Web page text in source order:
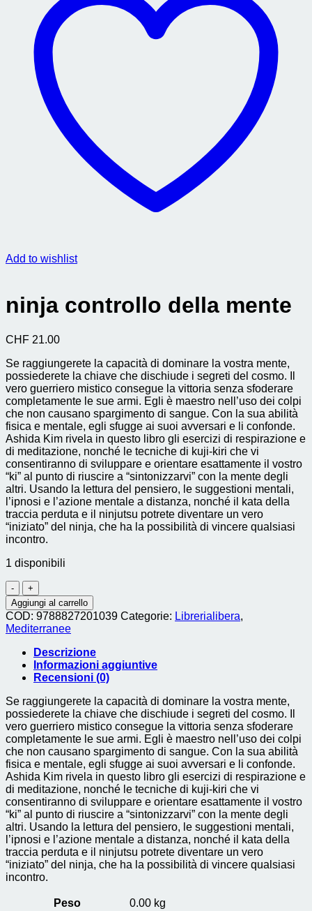
Add to wishlist
ninja controllo della mente
CHF 21.00
Se raggiungerete la capacità di dominare la vostra mente,
possiederete la chiave che dischiude i segreti del cosmo. Il
vero guerriero mistico consegue la vittoria senza sfoderare
completamente le sue armi. Egli è maestro nell’uso dei colpi
che non causano spargimento di sangue. Con la sua abilità
fisica e mentale, egli sfugge ai suoi avversari e li confonde.
Ashida Kim rivela in questo libro gli esercizi di respirazione e
di meditazione, nonché le tecniche di kuji-kiri che vi
consentiranno di sviluppare e orientare esattamente il vostro
“ki” al punto di riuscire a “sintonizzarvi” con la mente degli
altri. Usando la lettura del pensiero, le suggestioni mentali,
l’ipnosi e l’azione mentale a distanza, nonché il kata della
traccia perduta e il ninjutsu potrete diventare un vero
“iniziato” del ninja, che ha la possibilità di vincere qualsiasi
incontro.
1 disponibili
ninja
controllo
della
mente
quantità
Aggiungi al carrello
COD: 9788827201039 Categorie: Librerialibera,
Mediterranee
Descrizione
Informazioni aggiuntive
Recensioni (0)
Se raggiungerete la capacità di dominare la vostra mente,
possiederete la chiave che dischiude i segreti del cosmo. Il
vero guerriero mistico consegue la vittoria senza sfoderare
completamente le sue armi. Egli è maestro nell’uso dei colpi
che non causano spargimento di sangue. Con la sua abilità
fisica e mentale, egli sfugge ai suoi avversari e li confonde.
Ashida Kim rivela in questo libro gli esercizi di respirazione e
di meditazione, nonché le tecniche di kuji-kiri che vi
consentiranno di sviluppare e orientare esattamente il vostro
“ki” al punto di riuscire a “sintonizzarvi” con la mente degli
altri. Usando la lettura del pensiero, le suggestioni mentali,
l’ipnosi e l’azione mentale a distanza, nonché il kata della
traccia perduta e il ninjutsu potrete diventare un vero
“iniziato” del ninja, che ha la possibilità di vincere qualsiasi
incontro.
Peso 0.00 kg